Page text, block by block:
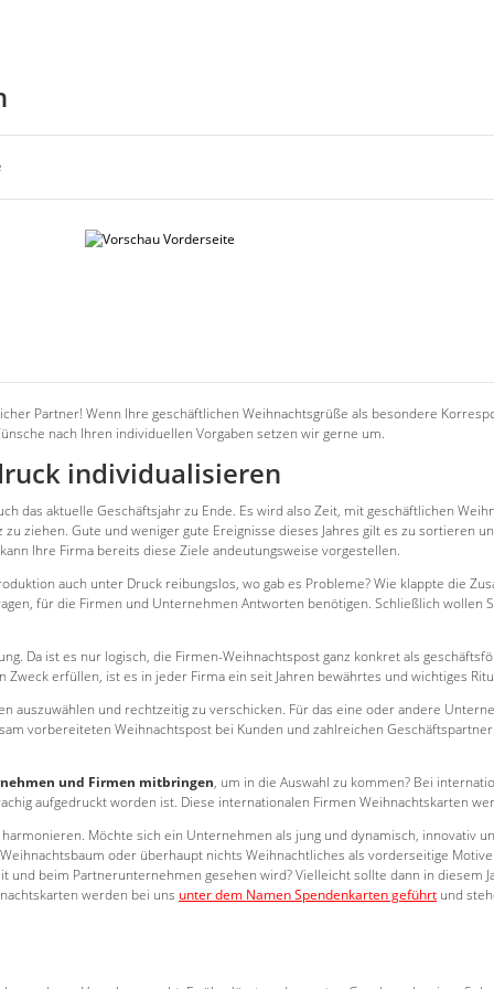
Partner! Wenn Ihre geschäftlichen Weihnachtsgrüße als besondere
nach Ihren individuellen Vorgaben setzen wir gerne um.
individualisieren
das aktuelle Geschäftsjahr zu Ende. Es wird also Zeit, mit geschäftlichen
ziehen. Gute und weniger gute Ereignisse dieses Jahres gilt es zu sortieren
Ihre Firma bereits diese Ziele andeutungsweise vorgestellen.
auch unter Druck reibungslos, wo gab es Probleme? Wie klappte die
für die Firmen und Unternehmen Antworten benötigen. Schließlich
Da ist es nur logisch, die Firmen-Weihnachtspost ganz konkret als
erfüllen, ist es in jeder Firma ein seit Jahren bewährtes und wichtiges
auszuwählen und rechtzeitig zu verschicken. Für das eine oder andere
vorbereiteten Weihnachtspost bei Kunden und zahlreichen
und Firmen mitbringen, um in die Auswahl zu kommen? Bei
aufgedruckt worden ist. Diese internationalen Firmen Weihnachtskarten
Möchte sich ein Unternehmen als jung und dynamisch, innovativ
oder überhaupt nichts Weihnachtliches als vorderseitige
und beim Partnerunternehmen gesehen wird? Vielleicht sollte dann in
werden bei uns unter dem Namen Spendenkarten geführt und